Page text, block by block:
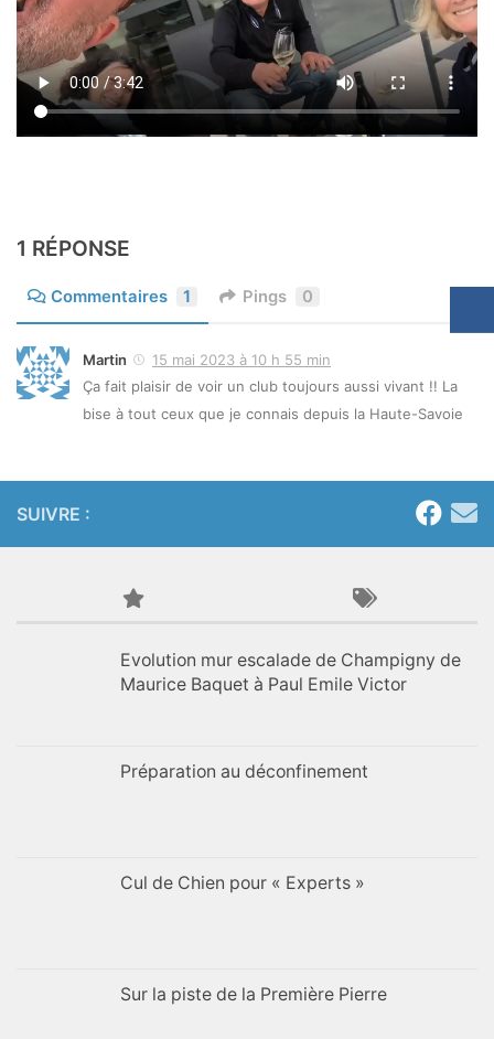
1 RÉPONSE
Commentaires 1 Pings 0
Martin
15 mai 2023 à 10 h 55 min
Ça fait plaisir de voir un club toujours aussi vivant !! La
bise à tout ceux que je connais depuis la Haute-Savoie
SUIVRE :
Evolution mur escalade de Champigny de
Maurice Baquet à Paul Emile Victor
Préparation au déconfinement
Cul de Chien pour « Experts »
Sur la piste de la Première Pierre